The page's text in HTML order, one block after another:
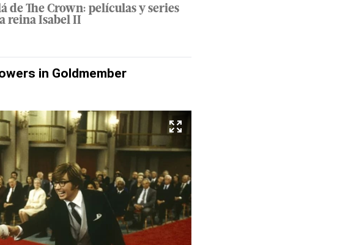
de The Crown: películas y series
reina Isabel II
in Goldmember